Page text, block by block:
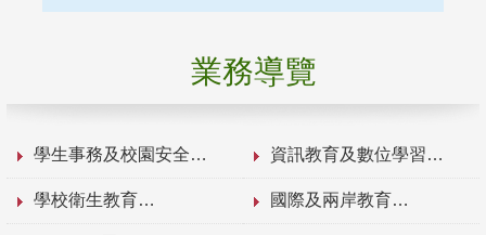
業務導覽
學生事務及校園安全 資訊教育及數位學習
學校衛生教育 國際及兩岸教育